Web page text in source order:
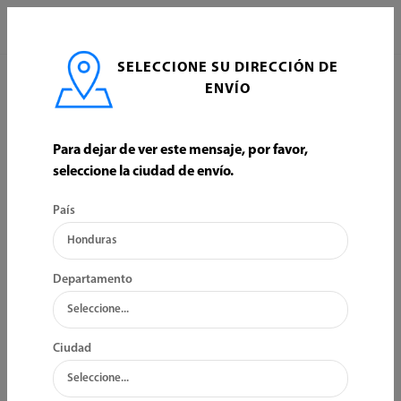
HERRAMIENTA MANUAL TOOLCRAFT
ORDENAR POR:
SELECCIONE SU DIRECCIÓN DE
ENVÍO
Para dejar de ver este mensaje, por favor,
seleccione la ciudad de envío.
País
Departamento
Ciudad